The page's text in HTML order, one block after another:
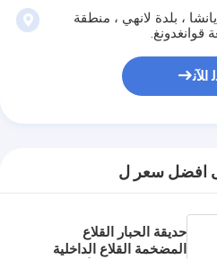
يانشا ، بلدة لانهي ، منطقة
قوانغدونغ.
ﺍﻶﻧ
افضل سعر ل
حديقة الحبار القلاع
المضخمة القلاع الداخلية